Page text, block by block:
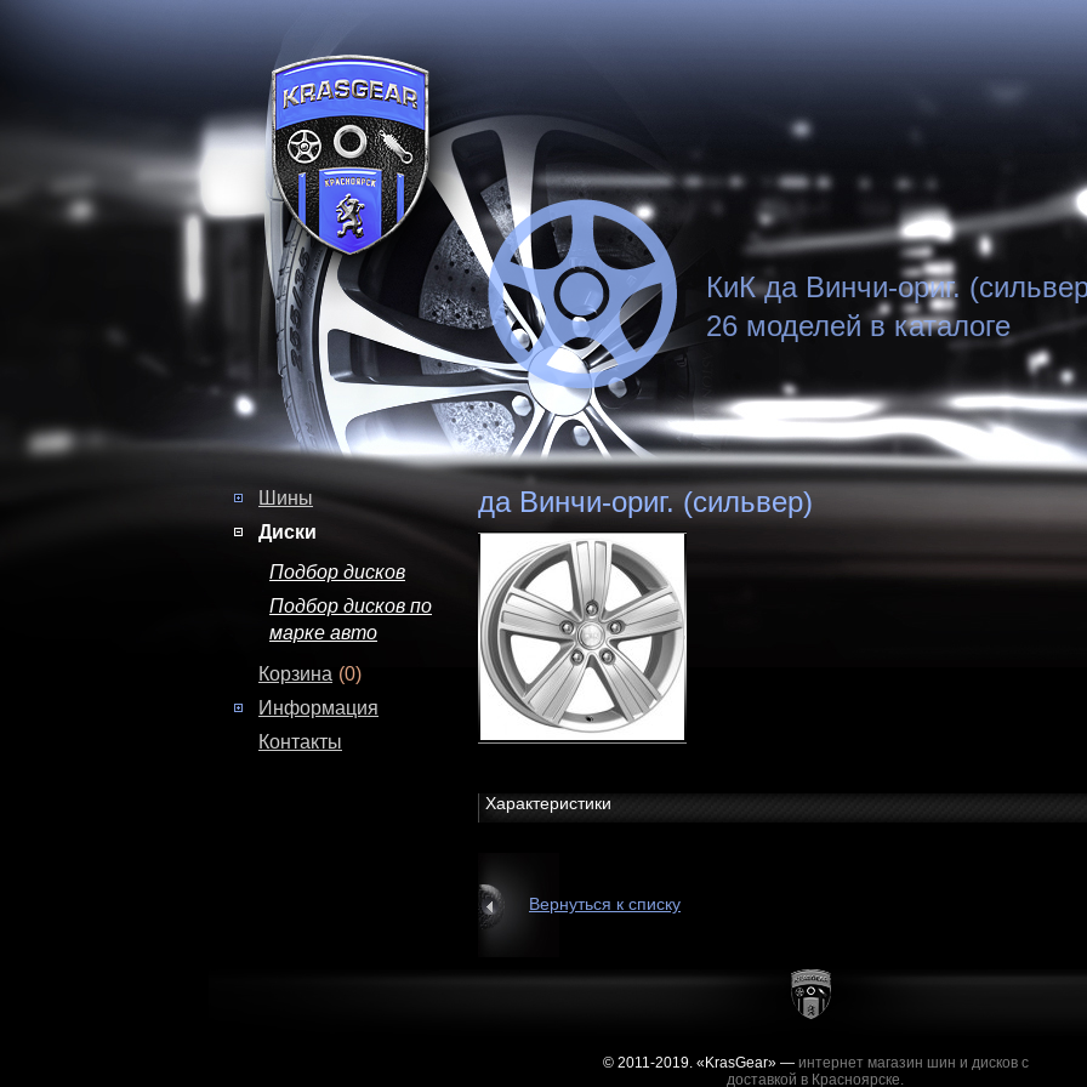
КиК да Винчи-ориг.
26 моделей в каталоге
Шины
Диски
Подбор дисков
Подбор дисков по
марке авто
Корзина (0)
Информация
Контакты
да Винчи-ориг. (сильвер)
Характеристики
Вернуться к списку
© 2011-2019. «KrasGear» — интернет магазин шин и дисков с
доставкой в Красноярске.